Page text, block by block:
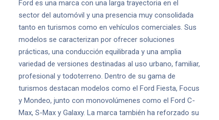
Ford es una marca con una larga trayectoria en el
sector del automóvil y una presencia muy consolidada
tanto en turismos como en vehículos comerciales. Sus
modelos se caracterizan por ofrecer soluciones
prácticas, una conducción equilibrada y una amplia
variedad de versiones destinadas al uso urbano, familiar,
profesional y todoterreno. Dentro de su gama de
turismos destacan modelos como el Ford Fiesta, Focus
y Mondeo, junto con monovolúmenes como el Ford C-
Max, S-Max y Galaxy. La marca también ha reforzado su